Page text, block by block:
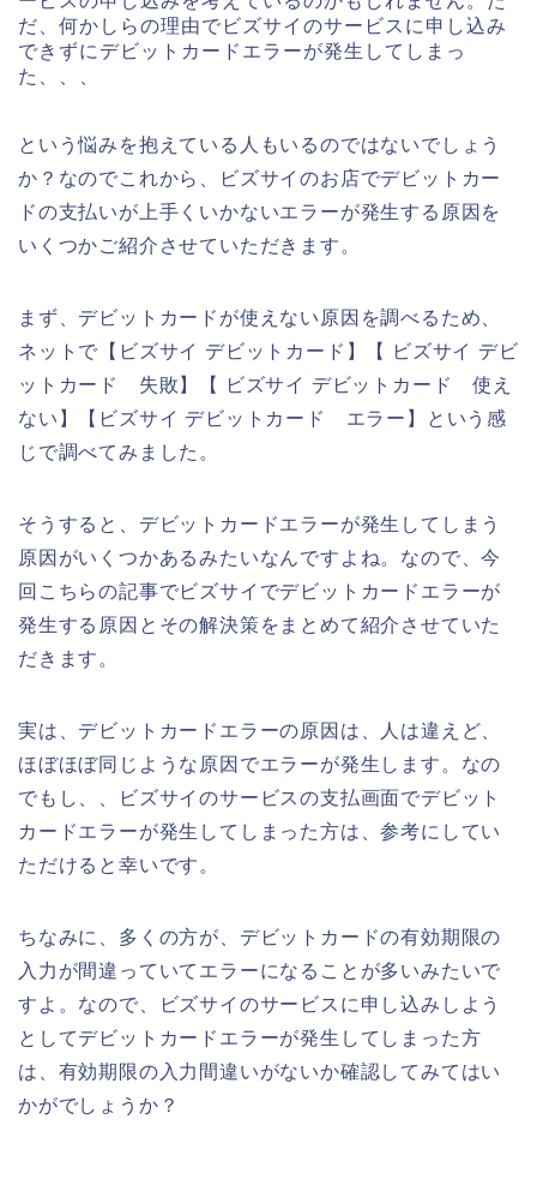
だ、何かしらの理由でビズサイのサービスに申し込み
できずにデビットカードエラーが発生してしまっ
た、、、
という悩みを抱えている人もいるのではないでしょう
か？なのでこれから、ビズサイのお店でデビットカー
ドの支払いが上手くいかないエラーが発生する原因を
いくつかご紹介させていただきます。
まず、デビットカードが使えない原因を調べるため、
ネットで【ビズサイ デビットカード】【 ビズサイ デビ
ットカード 失敗】【 ビズサイ デビットカード 使え
ない】【ビズサイ デビットカード エラー】という感
じで調べてみました。
そうすると、デビットカードエラーが発生してしまう
原因がいくつかあるみたいなんですよね。なので、今
回こちらの記事でビズサイでデビットカードエラーが
発生する原因とその解決策をまとめて紹介させていた
だきます。
実は、デビットカードエラーの原因は、人は違えど、
ほぼほぼ同じような原因でエラーが発生します。なの
でもし、、ビズサイのサービスの支払画面でデビット
カードエラーが発生してしまった方は、参考にしてい
ただけると幸いです。
ちなみに、多くの方が、デビットカードの有効期限の
入力が間違っていてエラーになることが多いみたいで
すよ。なので、ビズサイのサービスに申し込みしよう
としてデビットカードエラーが発生してしまった方
は、有効期限の入力間違いがないか確認してみてはい
かがでしょうか？